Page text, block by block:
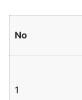
No
1